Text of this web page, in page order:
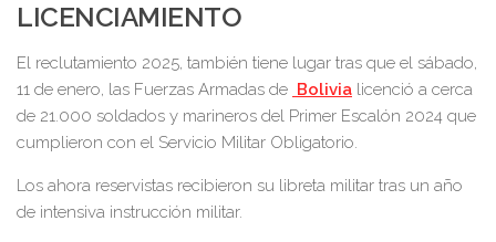
LICENCIAMIENTO
El reclutamiento 2025, también tiene lugar tras que el sábado,
11 de enero, las Fuerzas Armadas de Bolivia licenció a cerca
de 21.000 soldados y marineros del Primer Escalón 2024 que
cumplieron con el Servicio Militar Obligatorio.
Los ahora reservistas recibieron su libreta militar tras un año
de intensiva instrucción militar.